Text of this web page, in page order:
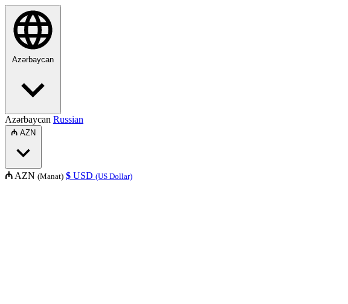
Azərbaycan
Azərbaycan Russian
₼ AZN
₼ AZN (Manat) $ USD (US Dollar)